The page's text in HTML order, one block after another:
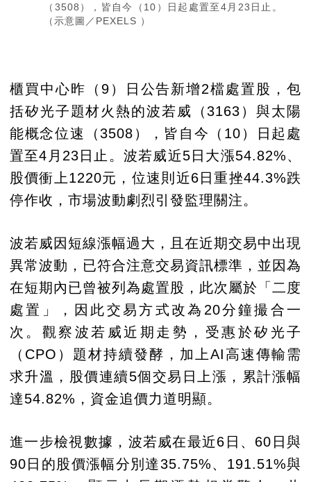
（3508），皆自今（10）日起處置至4月23日止。
（示意圖／PEXELS ）
櫃買中心昨（9）日公告新增2檔處置股，包
括矽光子題材火熱的波若威（3163）與太陽
能概念位速（3508），皆自今（10）日起處
置至4月23日止。波若威近5日大漲54.82%、
股價衝上1220元，位速則近6日重挫44.3%跌
停作收，市場波動劇烈引發監理關注。
波若威因短線漲幅過大，且在近期交易中出現
異常波動，已符合注意交易資訊標準，並因為
在短期內已曾被列為處置股，此次屬於「二度
處置」，因此交易方式改為20分鐘撮合一
次。觀察波若威近期走勢，受惠於矽光子
（CPO）題材持續發酵，加上AI高速傳輸需
求升溫，股價連續5個交易日上漲，累計漲幅
達54.82%，資金追價力道明顯。
進一步檢視數據，波若威在最近6日、60日與
90日的股價漲幅分別達35.75%、191.51%與